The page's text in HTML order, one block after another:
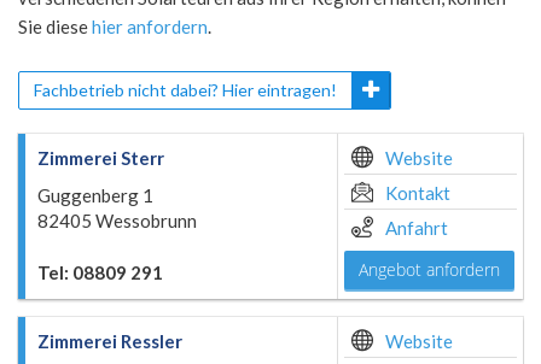
Sie diesehier anfordern.
Fachbetrieb nicht dabei? Hier eintragen!
Zimmerei Sterr
Guggenberg 1
82405 Wessobrunn
Tel: 08809 291
Website
Kontakt
Anfahrt
Angebot anfordern
Zimmerei Ressler
Website